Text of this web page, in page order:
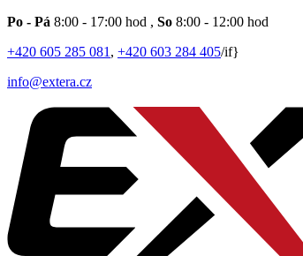
Po - Pá 8:00 - 17:00 hod , So 8:00 - 12:00 hod
+420 605 285 081 , +420 603 284 405/if}
info@extera.cz